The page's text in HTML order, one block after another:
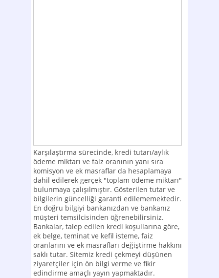
Karşılaştırma sürecinde, kredi tutarı/aylık
ödeme miktarı ve faiz oranının yanı sıra
komisyon ve ek masraflar da hesaplamaya
dahil edilerek gerçek "toplam ödeme miktarı"
bulunmaya çalışılmıştır. Gösterilen tutar ve
bilgilerin güncelliği garanti edilememektedir.
En doğru bilgiyi bankanızdan ve bankanız
müşteri temsilcisinden öğrenebilirsiniz.
Bankalar, talep edilen kredi koşullarına göre,
ek belge, teminat ve kefil isteme, faiz
oranlarını ve ek masrafları değiştirme hakkını
saklı tutar. Sitemiz kredi çekmeyi düşünen
ziyaretçiler için ön bilgi verme ve fikir
edindirme amaçlı yayın yapmaktadır.